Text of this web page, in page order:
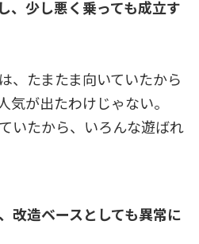
、少し悪く乗っても成立す
、たまたま向いていたから
気が出たわけじゃない。
いたから、いろんな遊ばれ
改造ベースとしても異常に